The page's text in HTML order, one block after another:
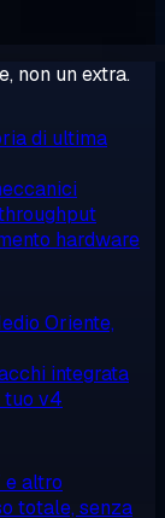
non un extra.
di ultima
hardware
Oriente,
integrata
tuo v4
e altro
totale, senza